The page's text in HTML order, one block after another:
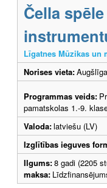
Čella
Līgatnes Mūzikas un
Norises vieta:
Programmas veids:
pamatskolas 1.-9.
Valoda:latviešu (LV)
Izglītības ieguves
Ilgums:8 gadi (2205
maksa: